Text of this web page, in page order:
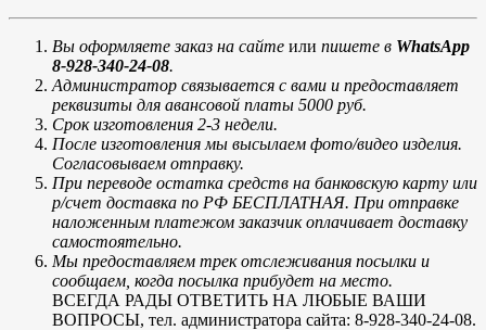
Вы оформляете заказ на сайте или пишете в WhatsApp
8-928-340-24-08.
Администратор связывается с вами и предоставляет
реквизиты для авансовой платы 5000 руб.
Срок изготовления 2-3 недели.
После изготовления мы высылаем фото/видео изделия.
Согласовываем отправку.
При переводе остатка средств на банковскую карту или
р/счет доставка по РФ БЕСПЛАТНАЯ. При отправке
наложенным платежом заказчик оплачивает доставку
самостоятельно.
Мы предоставляем трек отслеживания посылки и
сообщаем, когда посылка прибудет на место.
ВСЕГДА РАДЫ ОТВЕТИТЬ НА ЛЮБЫЕ ВАШИ
ВОПРОСЫ, тел. администратора сайта: 8-928-340-24-08.